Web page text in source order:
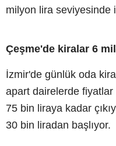
milyon lira seviyesinde
Çeşme'de kiralar 6
İzmir'de günlük oda
apart dairelerde
75 bin liraya kadar
30 bin liradan başlıyor.